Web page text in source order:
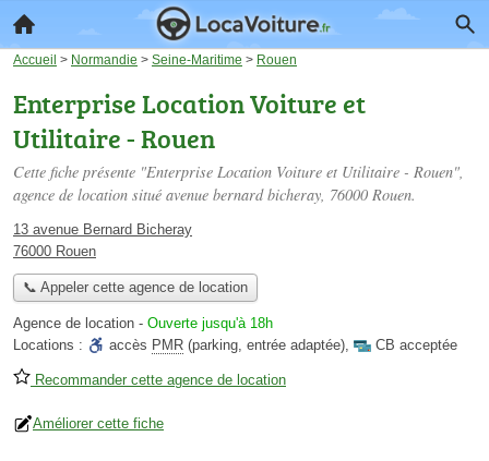
Accueil > Normandie > Seine-Maritime > Rouen
Enterprise Location Voiture et
Utilitaire - Rouen
Cette fiche présente "Enterprise Location Voiture et Utilitaire - Rouen",
agence de location situé avenue bernard bicheray, 76000 Rouen.
13 avenue Bernard Bicheray
76000 Rouen
📞 Appeler cette agence de location
Agence de location - Ouverte jusqu'à 18h
Locations :
accès PMR (parking, entrée adaptée), CB acceptée
Recommander cette agence de location
Améliorer cette fiche